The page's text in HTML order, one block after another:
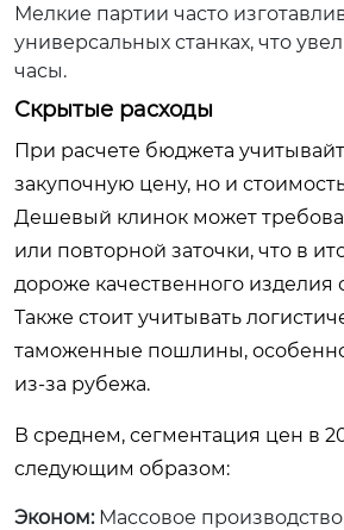
Мелкие партии часто
универсальных станках, что
часы.
Скрытые расходы
При расчете бюджета
закупочную цену, но и
Дешевый клинок может
или повторной заточки, что в
дороже качественного изделия
Также стоит учитывать
таможенные пошлины,
из-за рубежа.
В среднем, сегментация цен в
следующим образом:
Эконом:Массовое